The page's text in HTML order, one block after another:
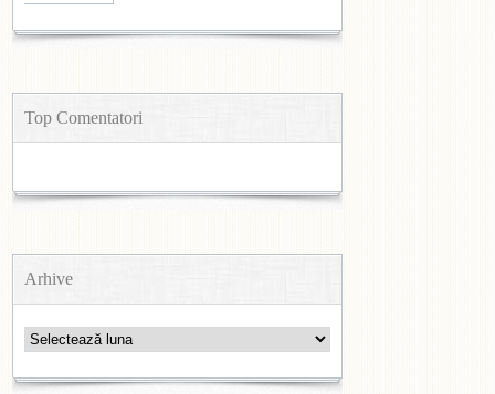
Top Comentatori
Arhive
Arhive